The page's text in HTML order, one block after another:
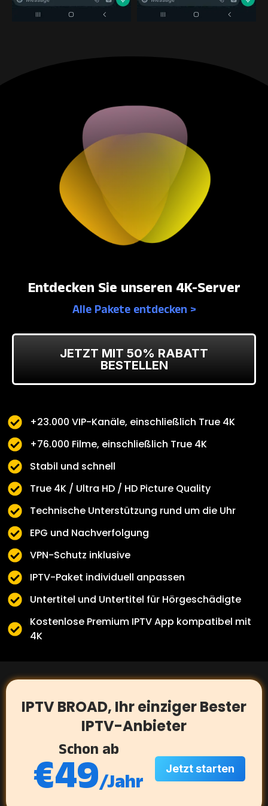
Entdecken Sie unseren 4K-Server
Alle Pakete entdecken >
JETZT MIT 50% RABATT
BESTELLEN
+23.000 VIP-Kanäle, einschließlich True 4K
+76.000 Filme, einschließlich True 4K
Stabil und schnell
True 4K / Ultra HD / HD Picture Quality
Technische Unterstützung rund um die Uhr
EPG und Nachverfolgung
VPN-Schutz inklusive
IPTV-Paket individuell anpassen
Untertitel und Untertitel für Hörgeschädigte
Kostenlose Premium IPTV App kompatibel mit
4K
IPTV BROAD, Ihr einziger Bester
IPTV-Anbieter
Schon ab
€49/Jahr Jetzt starten